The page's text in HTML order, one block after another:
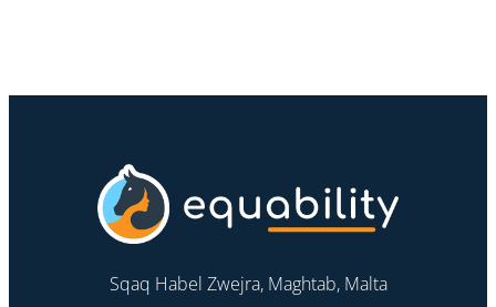
Sqaq Habel Zwejra, Maghtab, Malta